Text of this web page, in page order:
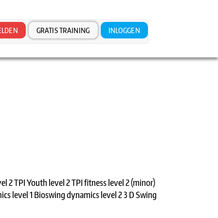
GRATIS TRAINING INLOGGEN
2 TPI Youth level 2 TPI fitness level 2 (minor)
level 1 Bioswing dynamics level 2 3 D Swing